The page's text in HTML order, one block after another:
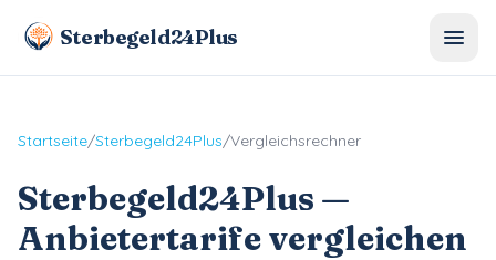
Sterbegeld24Plus
Startseite/Sterbegeld24Plus/Vergleichsrechner
Sterbegeld24Plus —
Anbietertarife vergleichen